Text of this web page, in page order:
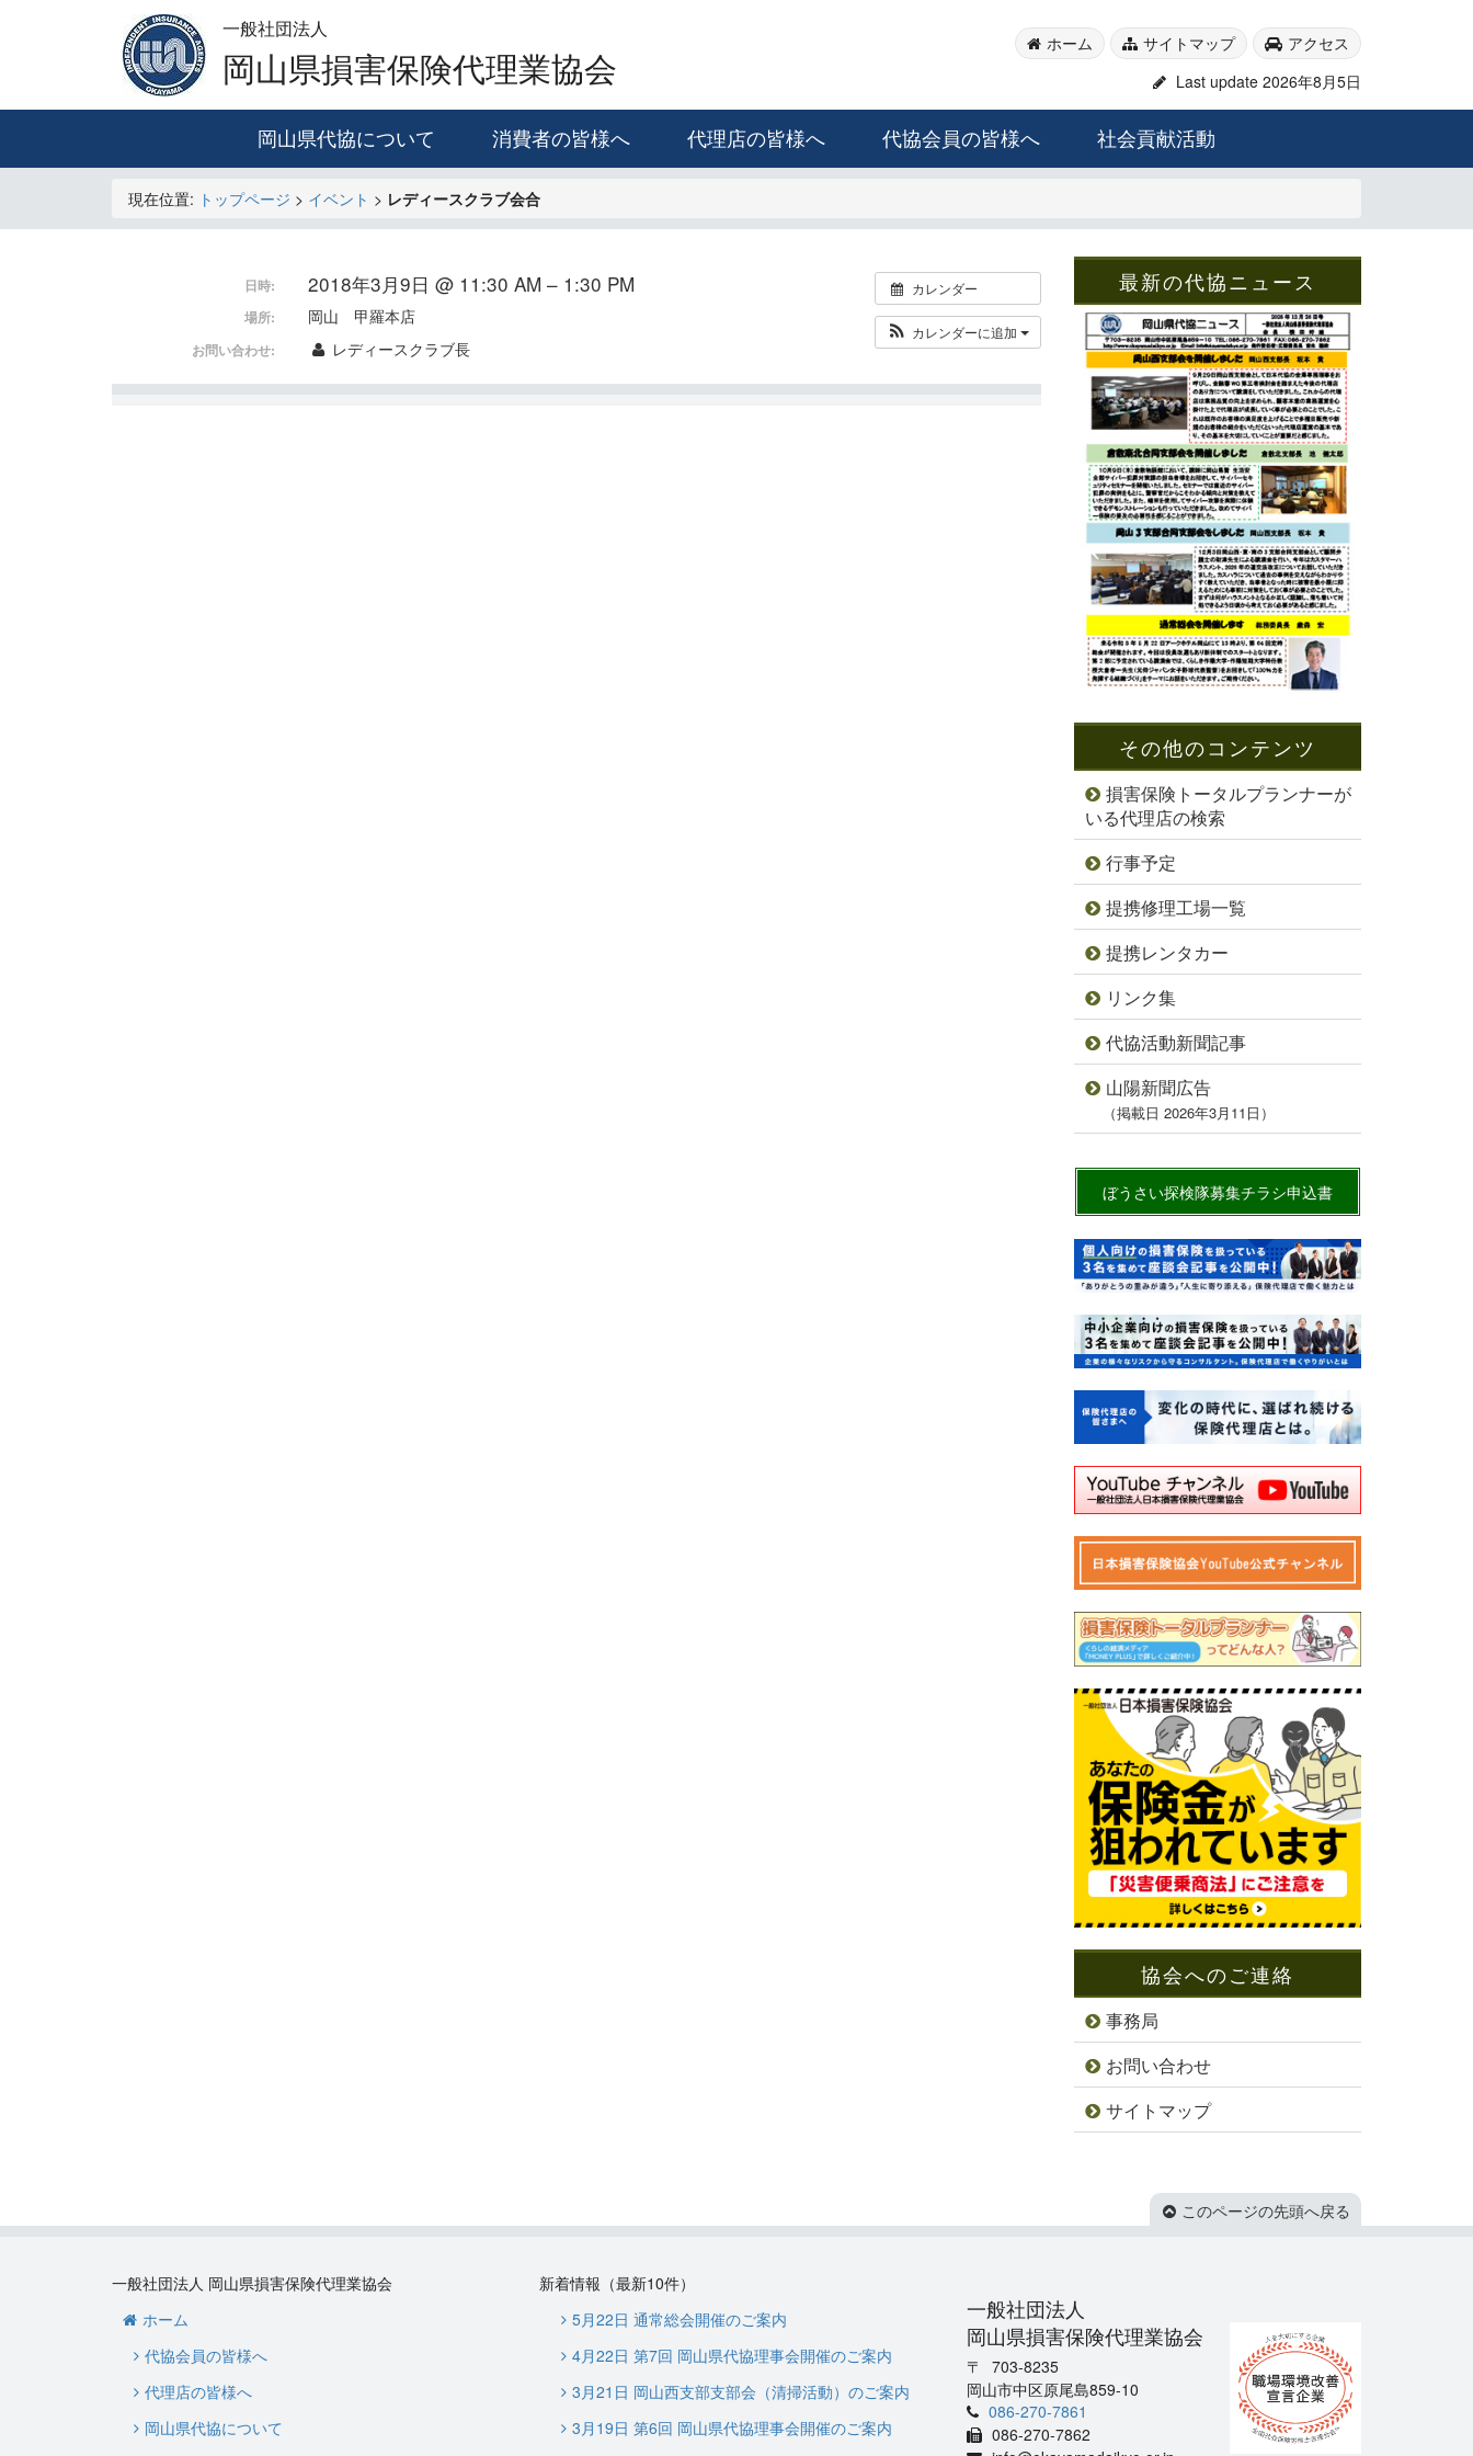
一般社団法人
岡山県損害保険代理業協会
ホーム サイトマップ
アクセス
Last update 2026年8月5日
岡山県代協について 消費者の皆様へ 代理店の皆様へ 代協会員の皆様へ 社会貢献活動
現在位置: トップページ > イベント > レディースクラブ会合
カレンダー
カレンダーに追加
日時: 2018年3月9日 @ 11:30 AM – 1:30 PM
場所: 岡山 甲羅本店
お問い合わせ: レディースクラブ長
最新の代協ニュース
その他のコンテンツ
損害保険トータルプランナーが
いる代理店の検索
行事予定
提携修理工場一覧
提携レンタカー
リンク集
代協活動新聞記事
山陽新聞広告
（掲載日 2026年3月11日）
ぼうさい探検隊募集チラシ申込書
協会へのご連絡
事務局
お問い合わせ
サイトマップ
このページの先頭へ戻る
一般社団法人 岡山県損害保険代理業協会
ホーム
代協会員の皆様へ
代理店の皆様へ
岡山県代協について
新着情報（最新10件）
5月22日 通常総会開催のご案内
4月22日 第7回 岡山県代協理事会開催のご案内
3月21日 岡山西支部支部会（清掃活動）のご案内
3月19日 第6回 岡山県代協理事会開催のご案内
一般社団法人
岡山県損害保険代理業協会
703-8235
岡山市中区原尾島859-10
086-270-7861
086-270-7862